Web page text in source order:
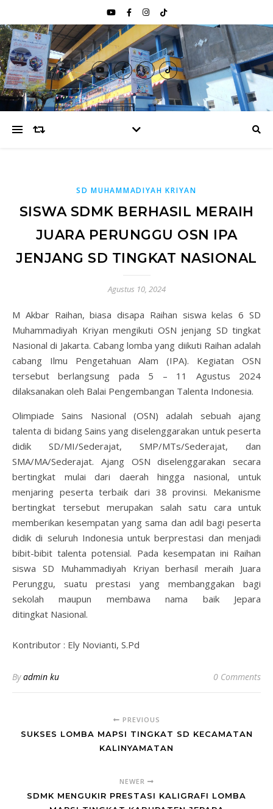
SD MUHAMMADIYAH KRIYAN
SISWA SDMK BERHASIL MERAIH
JUARA PERUNGGU OSN IPA
JENJANG SD TINGKAT NASIONAL
Agustus 10, 2024
M Akbar Raihan, biasa disapa Raihan siswa kelas 6 SD
Muhammadiyah Kriyan mengikuti OSN jenjang SD tingkat
Nasional di Jakarta. Cabang lomba yang diikuti Raihan adalah
cabang Ilmu Pengetahuan Alam (IPA). Kegiatan OSN
tersebut berlangsung pada 5 – 11 Agustus 2024
dilaksanakan oleh Balai Pengembangan Talenta Indonesia.
Olimpiade Sains Nasional (OSN) adalah sebuah ajang
talenta di bidang Sains yang diselenggarakan untuk peserta
didik SD/MI/Sederajat, SMP/MTs/Sederajat, dan
SMA/MA/Sederajat. Ajang OSN diselenggarakan secara
bertingkat mulai dari daerah hingga nasional, untuk
menjaring peserta terbaik dari 38 provinsi. Mekanisme
bertingkat tersebut merupakan salah satu cara untuk
memberikan kesempatan yang sama dan adil bagi peserta
didik di seluruh Indonesia untuk berprestasi dan menjadi
bibit-bibit talenta potensial. Pada kesempatan ini Raihan
siswa SD Muhammadiyah Kriyan berhasil meraih Juara
Perunggu, suatu prestasi yang membanggakan bagi
sekolah maupun membawa nama baik Jepara
ditingkat Nasional.
Kontributor : Ely Novianti, S.Pd
Byadmin ku 0 Comments
PREVIOUS
SUKSES LOMBA MAPSI TINGKAT SD KECAMATAN
KALINYAMATAN
NEWER
SDMK MENGUKIR PRESTASI KALIGRAFI LOMBA